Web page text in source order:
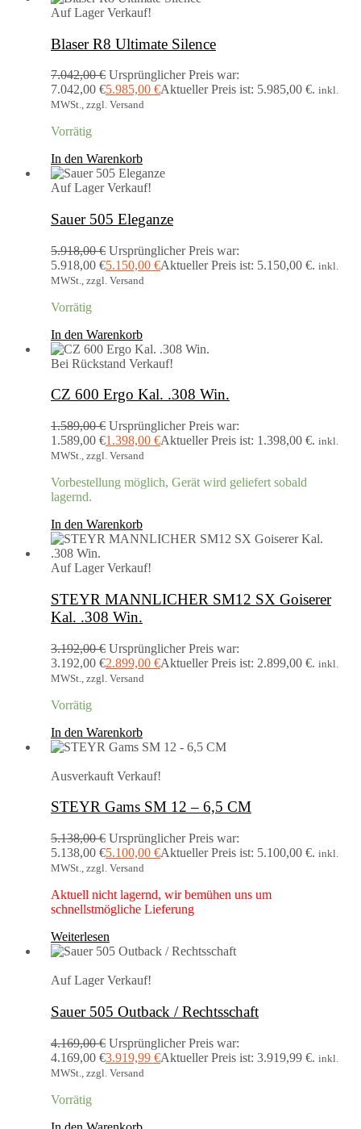
Auf Lager Verkauf!
Blaser R8 Ultimate Silence
7.042,00€ Ursprünglicher Preis war:
7.042,00 €5.985,00 €Aktueller Preis ist: 5.985,00 €. inkl.
MWSt., zzgl. Versand
Vorrätig
In den Warenkorb
Auf Lager Verkauf!
Sauer 505 Eleganze
5.918,00€ Ursprünglicher Preis war:
5.918,00 €5.150,00 €Aktueller Preis ist: 5.150,00 €. inkl.
MWSt., zzgl. Versand
Vorrätig
In den Warenkorb
Bei Rückstand Verkauf!
CZ 600 Ergo Kal. .308 Win.
1.589,00€ Ursprünglicher Preis war:
1.589,00 €1.398,00 €Aktueller Preis ist: 1.398,00 €. inkl.
MWSt., zzgl. Versand
Vorbestellung möglich, Gerät wird geliefert sobald
lagernd.
In den Warenkorb
Auf Lager Verkauf!
STEYR MANNLICHER SM12 SX Goiserer
Kal. .308 Win.
3.192,00€ Ursprünglicher Preis war:
3.192,00 €2.899,00 €Aktueller Preis ist: 2.899,00 €. inkl.
MWSt., zzgl. Versand
Vorrätig
In den Warenkorb
Ausverkauft Verkauf!
STEYR Gams SM 12 – 6,5 CM
5.138,00€ Ursprünglicher Preis war:
5.138,00 €5.100,00 €Aktueller Preis ist: 5.100,00 €. inkl.
MWSt., zzgl. Versand
Aktuell nicht lagernd, wir bemühen uns um
schnellstmögliche Lieferung
Weiterlesen
Auf Lager Verkauf!
Sauer 505 Outback / Rechtsschaft
4.169,00€ Ursprünglicher Preis war:
4.169,00 €3.919,99 €Aktueller Preis ist: 3.919,99 €. inkl.
MWSt., zzgl. Versand
Vorrätig